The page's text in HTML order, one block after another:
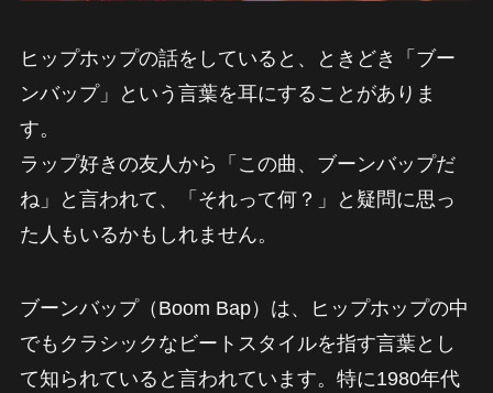
ヒップホップの話をしていると、ときどき「ブー
ンバップ」という言葉を耳にすることがありま
す。
ラップ好きの友人から「この曲、ブーンバップだ
ね」と言われて、「それって何？」と疑問に思っ
た人もいるかもしれません。
ブーンバップ（Boom Bap）は、ヒップホップの中
でもクラシックなビートスタイルを指す言葉とし
て知られていると言われています。特に1980年代